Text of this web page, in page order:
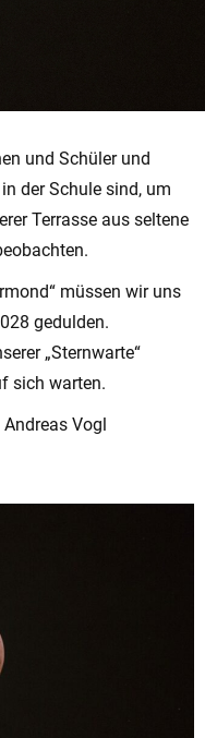
und Schüler und
der Schule sind, um
Terrasse aus seltene
müssen wir uns
gedulden.
„Sternwarte“
sich warten.
Vogl